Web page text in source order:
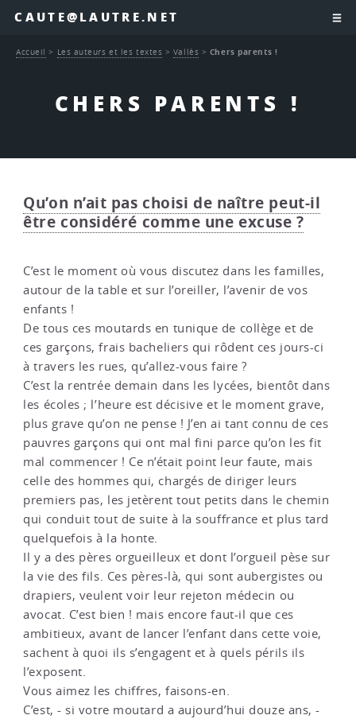
CAUTE@LAUTRE.NET
CHERS PARENTS !
Accueil > Les auteurs et les textes > Vallès > Chers parents !
Qu’on n’ait pas choisi de naître peut-il
être considéré comme une excuse ?
C’est le moment où vous discutez dans les familles,
autour de la table et sur l’oreiller, l’avenir de vos
enfants !
De tous ces moutards en tunique de collège et de
ces garçons, frais bacheliers qui rôdent ces jours-ci
à travers les rues, qu’allez-vous faire ?
C’est la rentrée demain dans les lycées, bientôt dans
les écoles ; l’heure est décisive et le moment grave,
plus grave qu’on ne pense ! J’en ai tant connu de ces
pauvres garçons qui ont mal fini parce qu’on les fit
mal commencer ! Ce n’était point leur faute, mais
celle des hommes qui, chargés de diriger leurs
premiers pas, les jetèrent tout petits dans le chemin
qui conduit tout de suite à la souffrance et plus tard
quelquefois à la honte.
Il y a des pères orgueilleux et dont l’orgueil pèse sur
la vie des fils. Ces pères-là, qui sont aubergistes ou
drapiers, veulent voir leur rejeton médecin ou
avocat. C’est bien ! mais encore faut-il que ces
ambitieux, avant de lancer l’enfant dans cette voie,
sachent à quoi ils s’engagent et à quels périls ils
l’exposent.
Vous aimez les chiffres, faisons-en.
C’est, - si votre moutard a aujourd’hui douze ans, -